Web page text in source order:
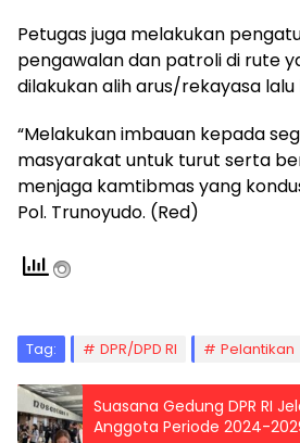
Petugas juga melakukan
pengawalan dan patroli di rute
dilakukan alih arus/rekayasa lalu
“Melakukan imbauan kepada
masyarakat untuk turut serta
menjaga kamtibmas yang
Pol. Trunoyudo. (Red)
Tag: DPR/DPD RI Pelantikan
Suasana Gedung DPR RI
Anggota Periode 2024-